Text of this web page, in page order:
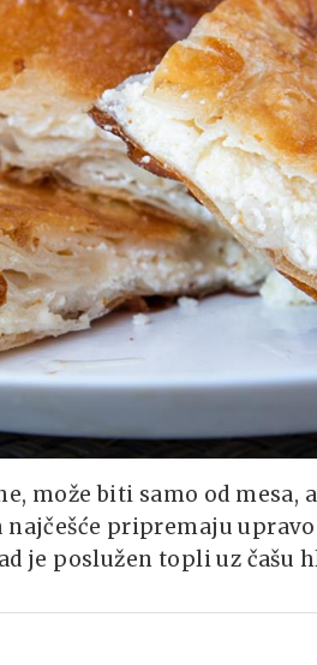
može biti samo od mesa,
pripremaju
je poslužen topli uz čašu